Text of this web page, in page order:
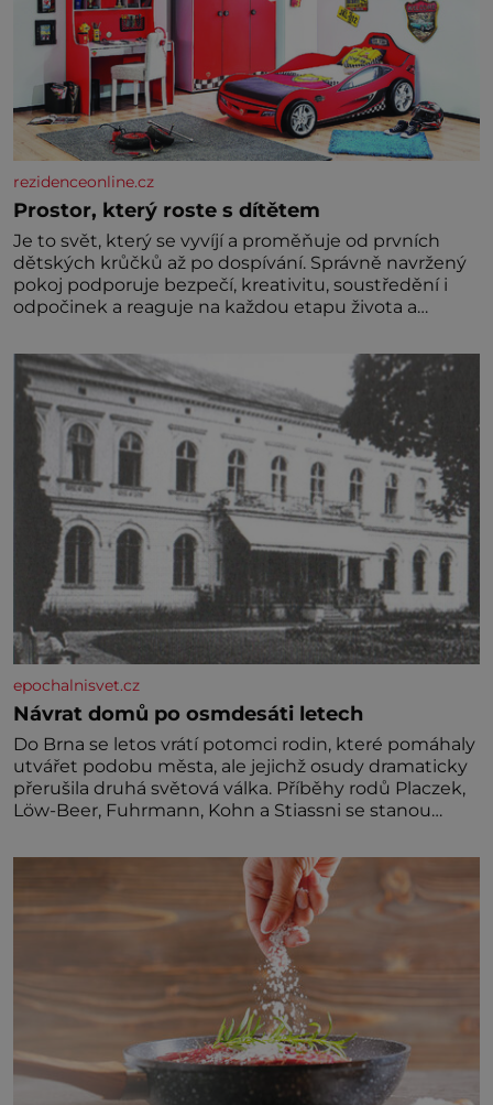
rezidenceonline.cz
Prostor, který roste s dítětem
Je to svět, který se vyvíjí a proměňuje od prvních
dětských krůčků až po dospívání. Správně navržený
pokoj podporuje bezpečí, kreativitu, soustředění i
odpočinek a reaguje na každou etapu života a
jednoduchost, měkkost a bezpečí, proto by pokoj
miminka měl působit především klidně a útulně.
Předškolní věk je
epochalnisvet.cz
Návrat domů po osmdesáti letech
Do Brna se letos vrátí potomci rodin, které pomáhaly
utvářet podobu města, ale jejichž osudy dramaticky
přerušila druhá světová válka. Příběhy rodů Placzek,
Löw-Beer, Fuhrmann, Kohn a Stiassni se stanou
židovské kultury ŠTETL FEST 2026. Některé návraty
nejsou jednoduché. Místa, která si člověk pamatuje z
rodinných vyprávění, už dávno